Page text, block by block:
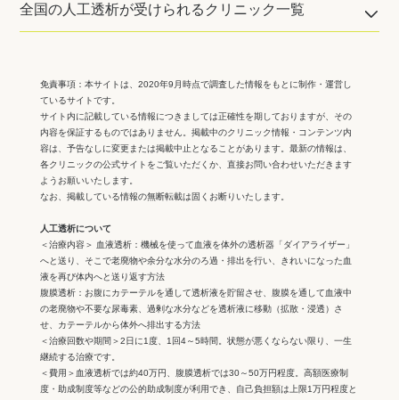
全国の人工透析が受けられるクリニック一覧
免責事項： 本サイトは、2020年9月時点で調査した情報をもとに制作・運営し
ているサイトです。
サイト内に記載している情報につきましては正確性を期しておりますが、その
内容を保証するものではありません。掲載中のクリニック情報・コンテンツ内
容は、予告なしに変更または掲載中止となることがあります。最新の情報は、
各クリニックの公式サイトをご覧いただくか、直接お問い合わせいただきます
ようお願いいたします。
なお、掲載している情報の無断転載は固くお断りいたします。
人工透析について
＜治療内容＞ 血液透析：機械を使って血液を体外の透析器「ダイアライザー」
へと送り、そこで老廃物や余分な水分のろ過・排出を行い、きれいになった血
液を再び体内へと送り返す方法
腹膜透析：お腹にカテーテルを通して透析液を貯留させ、腹膜を通して血液中
の老廃物や不要な尿毒素、過剰な水分などを透析液に移動（拡散・浸透）さ
せ、カテーテルから体外へ排出する方法
＜治療回数や期間＞2日に1度、1回4～5時間。状態が悪くならない限り、一生
継続する治療です。
＜費用＞血液透析では約40万円、腹膜透析では30～50万円程度。高額医療制
度・助成制度等などの公的助成制度が利用でき、自己負担額は上限1万円程度と